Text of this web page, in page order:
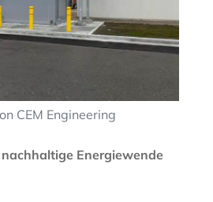
CEM Engineering
Energiewende